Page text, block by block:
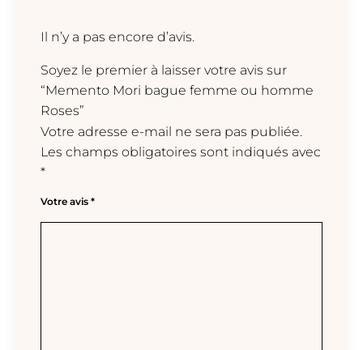
Il n’y a pas encore d’avis.
Soyez le premier à laisser votre avis sur
“Memento Mori bague femme ou homme
Roses”
Votre adresse e-mail ne sera pas publiée.
Les champs obligatoires sont indiqués avec
*
Votre avis *